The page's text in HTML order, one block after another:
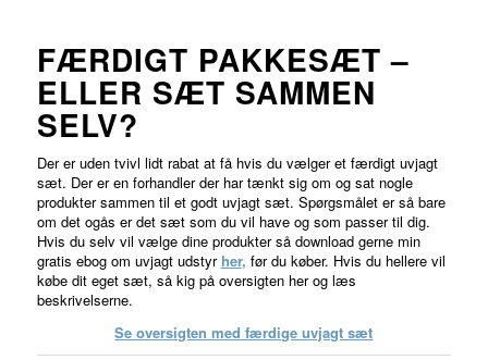
FÆRDIGT PAKKESÆT –
ELLER SÆT SAMMEN
SELV?
Der er uden tvivl lidt rabat at få hvis du vælger et færdigt uvjagt
sæt. Der er en forhandler der har tænkt sig om og sat nogle
produkter sammen til et godt uvjagt sæt. Spørgsmålet er så bare
om det ogås er det sæt som du vil have og som passer til dig.
Hvis du selv vil vælge dine produkter så download gerne min
gratis ebog om uvjagt udstyr her, før du køber. Hvis du hellere vil
købe dit eget sæt, så kig på oversigten her og læs
beskrivelserne.
Se oversigten med færdige uvjagt sæt